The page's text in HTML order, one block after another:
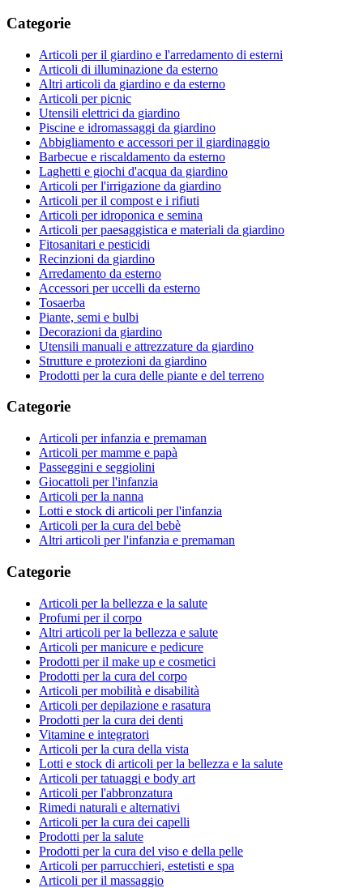
Categorie
Articoli per il giardino e l'arredamento di esterni
Articoli di illuminazione da esterno
Altri articoli da giardino e da esterno
Articoli per picnic
Utensili elettrici da giardino
Piscine e idromassaggi da giardino
Abbigliamento e accessori per il giardinaggio
Barbecue e riscaldamento da esterno
Laghetti e giochi d'acqua da giardino
Articoli per l'irrigazione da giardino
Articoli per il compost e i rifiuti
Articoli per idroponica e semina
Articoli per paesaggistica e materiali da giardino
Fitosanitari e pesticidi
Recinzioni da giardino
Arredamento da esterno
Accessori per uccelli da esterno
Tosaerba
Piante, semi e bulbi
Decorazioni da giardino
Utensili manuali e attrezzature da giardino
Strutture e protezioni da giardino
Prodotti per la cura delle piante e del terreno
Categorie
Articoli per infanzia e premaman
Articoli per mamme e papà
Passeggini e seggiolini
Giocattoli per l'infanzia
Articoli per la nanna
Lotti e stock di articoli per l'infanzia
Articoli per la cura del bebè
Altri articoli per l'infanzia e premaman
Categorie
Articoli per la bellezza e la salute
Profumi per il corpo
Altri articoli per la bellezza e salute
Articoli per manicure e pedicure
Prodotti per il make up e cosmetici
Prodotti per la cura del corpo
Articoli per mobilità e disabilità
Articoli per depilazione e rasatura
Prodotti per la cura dei denti
Vitamine e integratori
Articoli per la cura della vista
Lotti e stock di articoli per la bellezza e la salute
Articoli per tatuaggi e body art
Articoli per l'abbronzatura
Rimedi naturali e alternativi
Articoli per la cura dei capelli
Prodotti per la salute
Prodotti per la cura del viso e della pelle
Articoli per parrucchieri, estetisti e spa
Articoli per il massaggio